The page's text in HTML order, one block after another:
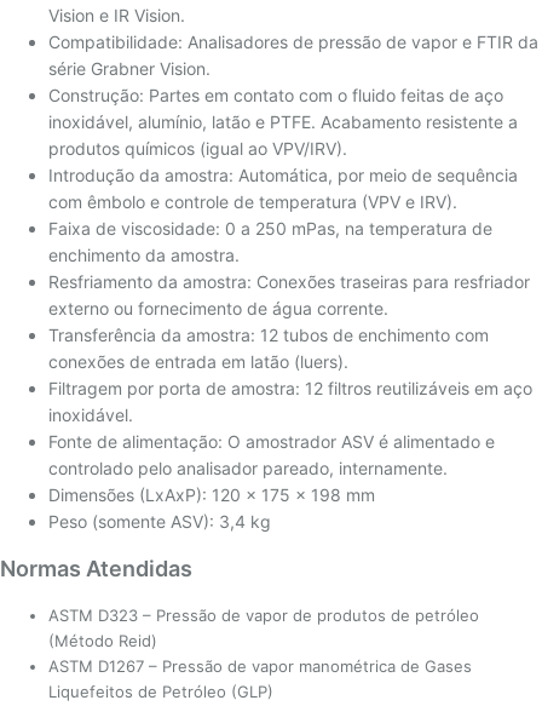
Vision e IR Vision.
Compatibilidade: Analisadores de pressão de vapor e FTIR da
série Grabner Vision.
Construção: Partes em contato com o fluido feitas de aço
inoxidável, alumínio, latão e PTFE. Acabamento resistente a
produtos químicos (igual ao VPV/IRV).
Introdução da amostra: Automática, por meio de sequência
com êmbolo e controle de temperatura (VPV e IRV).
Faixa de viscosidade: 0 a 250 mPas, na temperatura de
enchimento da amostra.
Resfriamento da amostra: Conexões traseiras para resfriador
externo ou fornecimento de água corrente.
Transferência da amostra: 12 tubos de enchimento com
conexões de entrada em latão (luers).
Filtragem por porta de amostra: 12 filtros reutilizáveis em aço
inoxidável.
Fonte de alimentação: O amostrador ASV é alimentado e
controlado pelo analisador pareado, internamente.
Dimensões (LxAxP): 120 x 175 x 198 mm
Peso (somente ASV): 3,4 kg
Normas Atendidas
ASTM D323 – Pressão de vapor de produtos de petróleo
(Método Reid)
ASTM D1267 – Pressão de vapor manométrica de Gases
Liquefeitos de Petróleo (GLP)